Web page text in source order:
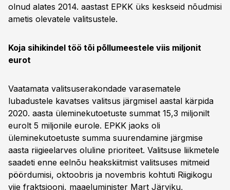
olnud alates 2014. aastast EPKK üks keskseid nõudmisi
ametis olevatele valitsustele.
Koja sihikindel töö tõi põllumeestele viis miljonit
eurot
Vaatamata valitsuserakondade varasematele
lubadustele kavatses valitsus järgmisel aastal kärpida
2020. aasta üleminekutoetuste summat 15,3 miljonilt
eurolt 5 miljonile eurole. EPKK jaoks oli
üleminekutoetuste summa suurendamine järgmise
aasta riigieelarves oluline prioriteet. Valitsuse liikmetele
saadeti enne eelnõu heakskiitmist valitsuses mitmeid
pöördumisi, oktoobris ja novembris kohtuti Riigikogu
viie fraktsiooni, maaeluminister Mart Järviku,